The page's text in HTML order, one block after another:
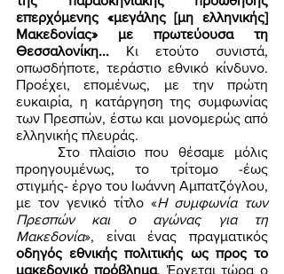
επερχόμενης «μεγάλης [μη ελληνικής]
Μακεδονίας» με πρωτεύουσα τη
Θεσσαλονίκη... Κι ετούτο συνιστά,
οπωσδήποτε, τεράστιο εθνικό κίνδυνο.
Προέχει, επομένως, με την πρώτη
ευκαιρία, η κατάργηση της συμφωνίας
των Πρεσπών, έστω και μονομερώς από
ελληνικής πλευράς.
προηγουμένως, το τρίτομο -έως
στιγμής- έργο του Ιωάννη Αμπατζόγλου,
με τον γενικό τίτλο «Η συμφωνία των
Πρεσπών και ο αγώνας για τη
Μακεδονία
οδηγός εθνικής πολιτικής ως προς το
μακεδονικό πρόβλημα. Έρχεται τώρα ο